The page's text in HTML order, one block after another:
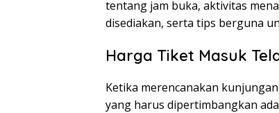
tentang jam buka, aktivitas
disediakan, serta tips berguna
Harga Tiket Masuk
Ketika merencanakan
yang harus dipertimbangkan